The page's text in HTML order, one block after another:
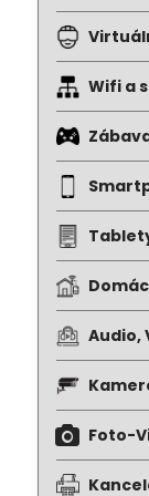
Wifi a
Audio,
Foto-